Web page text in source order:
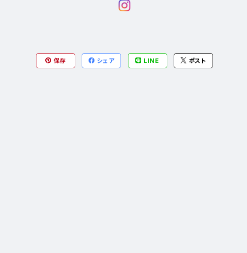
保存 シェア LINE ポスト